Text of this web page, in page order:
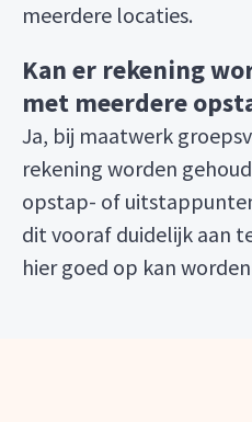
meerdere locaties.
Kan er rekening
met meerdere
Ja, bij maatwerk
rekening worden
opstap- of
dit vooraf duidelijk aan
hier goed op kan